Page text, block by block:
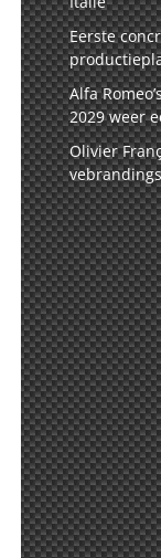
Eerste
Alfa
2029 weer
Olivier